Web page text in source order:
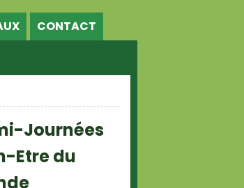
CONTACT
Journées
Etre du